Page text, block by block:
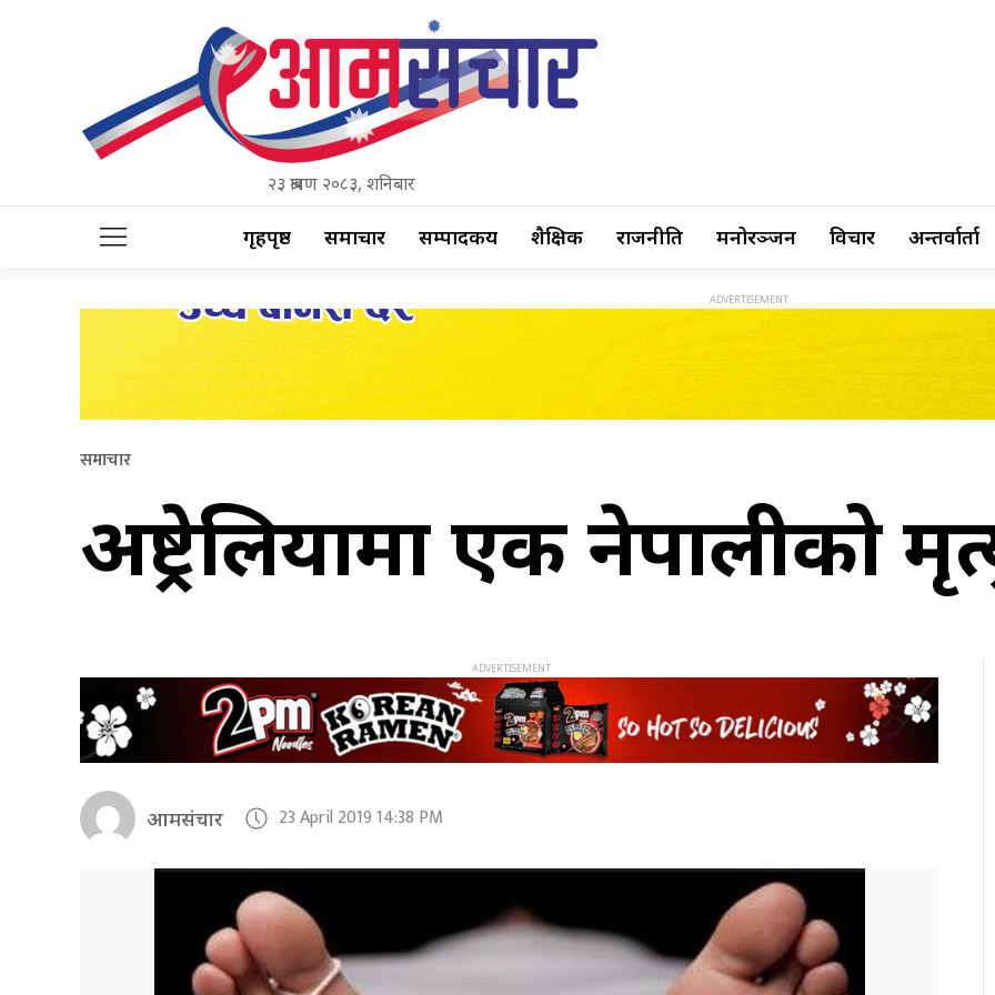
२३ श्रावण २०८३, शनिबार
गृहपृष्ठ समाचार सम्पादकीय शैक्षिक राजनीति मनोरञ्जन विचार अन्तर्वार्ता
समाचार
अष्ट्रेलियामा एक नेपालीको
आमसंचार 23 April 2019 14:38 PM